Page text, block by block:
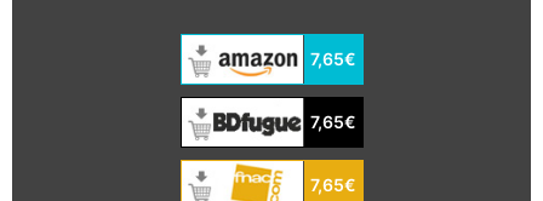
7,65€
7,65€
7,65€